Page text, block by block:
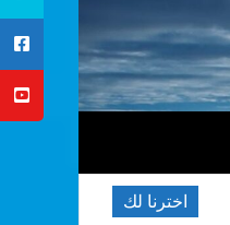
اخترنا لك